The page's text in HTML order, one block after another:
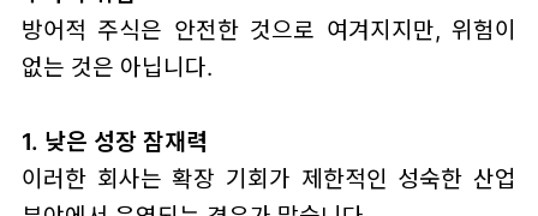
방어적 주식은 안전한 것으로 여겨지지만, 위험이
없는 것은 아닙니다.
1. 낮은 성장 잠재력
이러한 회사는 확장 기회가 제한적인 성숙한 산업